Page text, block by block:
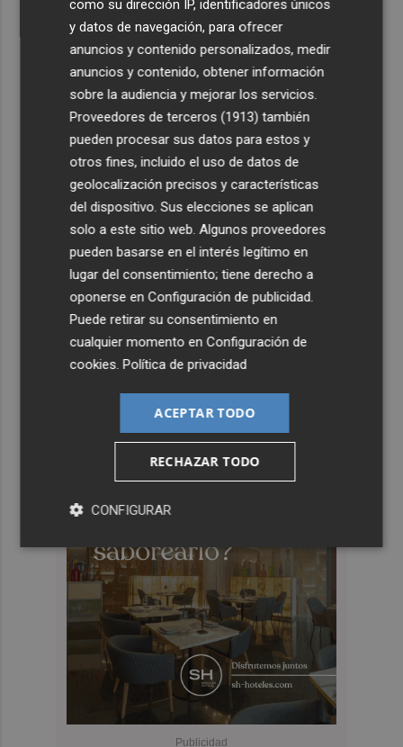
como su dirección IP, identificadores únicos
y datos de navegación, para ofrecer
anuncios y contenido personalizados, medir
anuncios y contenido, obtener información
sobre la audiencia y mejorar los servicios.
Proveedores de terceros (1913) también
pueden procesar sus datos para estos y
otros fines, incluido el uso de datos de
geolocalización precisos y características
del dispositivo. Sus elecciones se aplican
solo a este sitio web. Algunos proveedores
pueden basarse en el interés legítimo en
lugar del consentimiento; tiene derecho a
oponerse enConfiguración de publicidad
Puede retirar su consentimiento en
cualquier momento enConfiguración de
cookies .Política de privacidad
ACEPTAR TODO
RECHAZAR TODO
CONFIGURAR